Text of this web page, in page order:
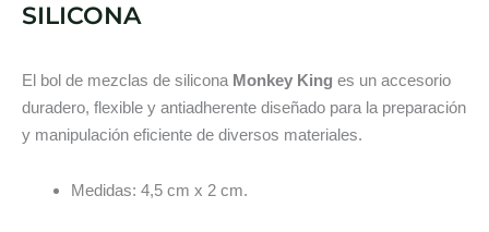
SILICONA
El bol de mezclas de silicona Monkey King es un accesorio
duradero, flexible y antiadherente diseñado para la preparación
y manipulación eficiente de diversos materiales.
Medidas: 4,5 cm x 2 cm.